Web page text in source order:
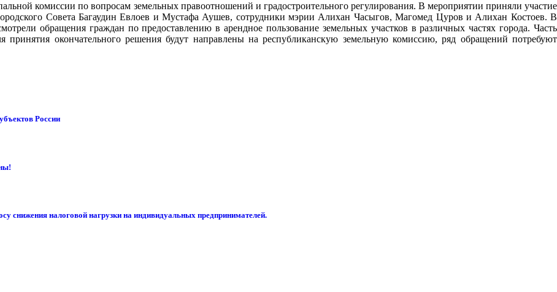
комиссии по вопросам земельных правоотношений и градостроительного регулирования. В мероприятии приняли участие
Совета Багаудин Евлоев и Мустафа Аушев, сотрудники мэрии Алихан Часыгов, Магомед Цуров и Алихан Костоев. В
обращения граждан по предоставлению в арендное пользование земельных участков в различных частях города. Часть
окончательного решения будут направлены на республиканскую земельную комиссию, ряд обращений потребуют
России
снижения налоговой нагрузки на индивидуальных предпринимателей.